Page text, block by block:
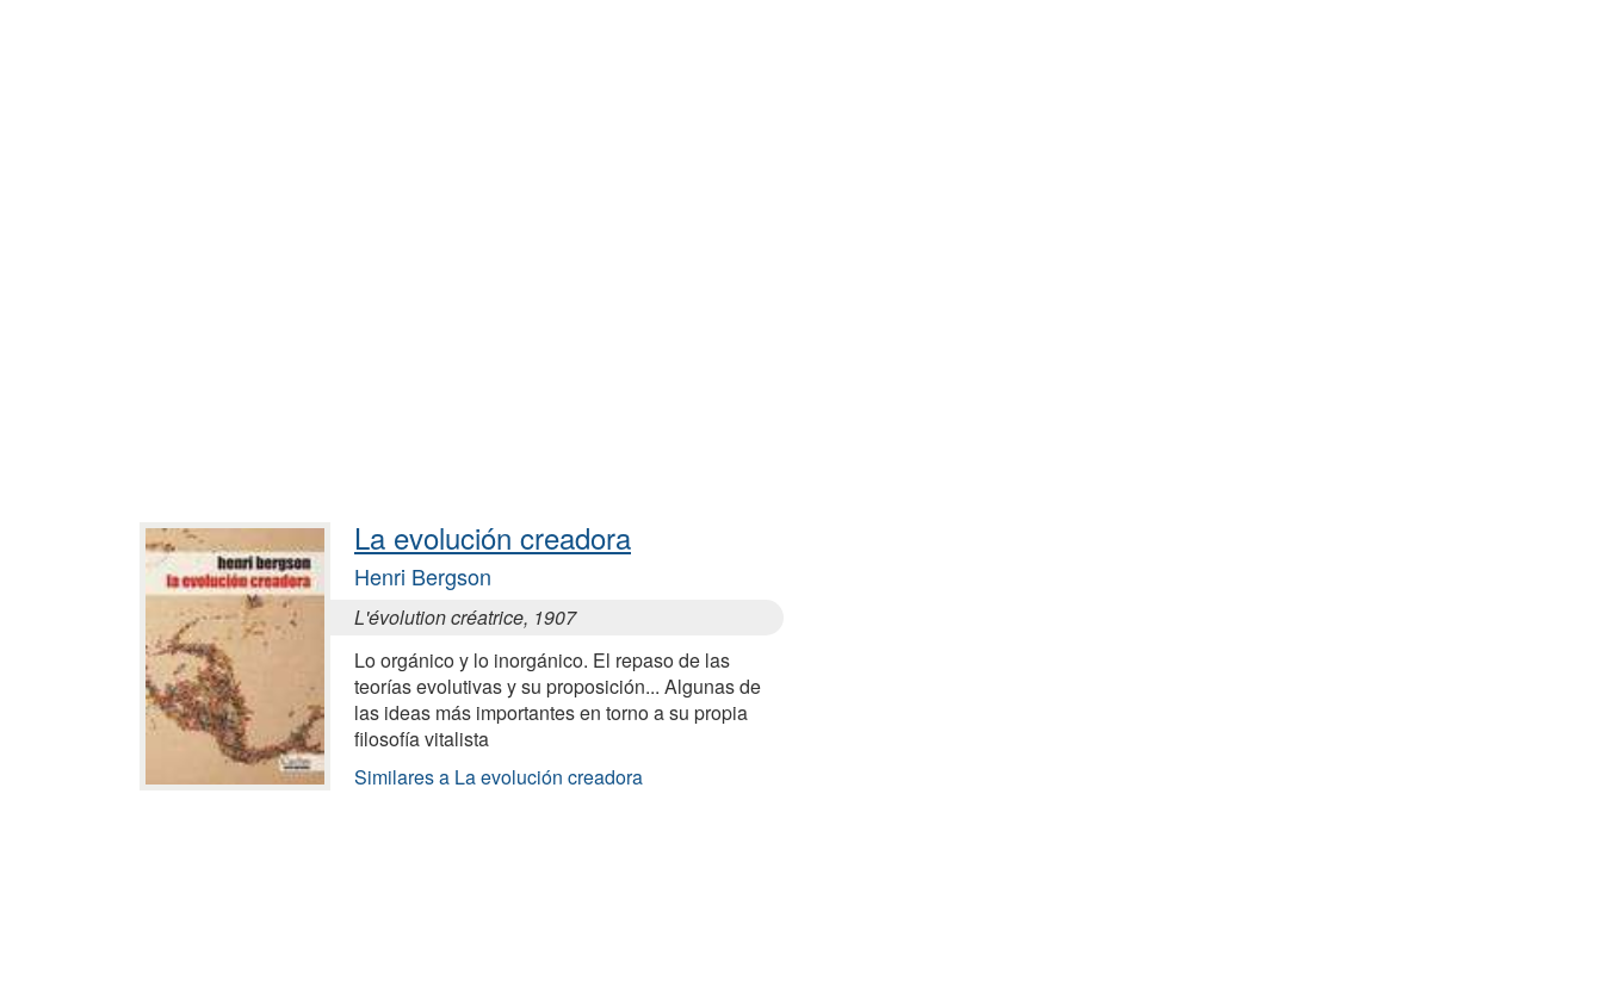
La evolución creadora
Henri Bergson
L'évolution créatrice, 1907
Lo orgánico y lo inorgánico. El repaso de las
teorías evolutivas y su proposición... Algunas de
las ideas más importantes en torno a su propia
filosofía vitalista
Similares a La evolución creadora